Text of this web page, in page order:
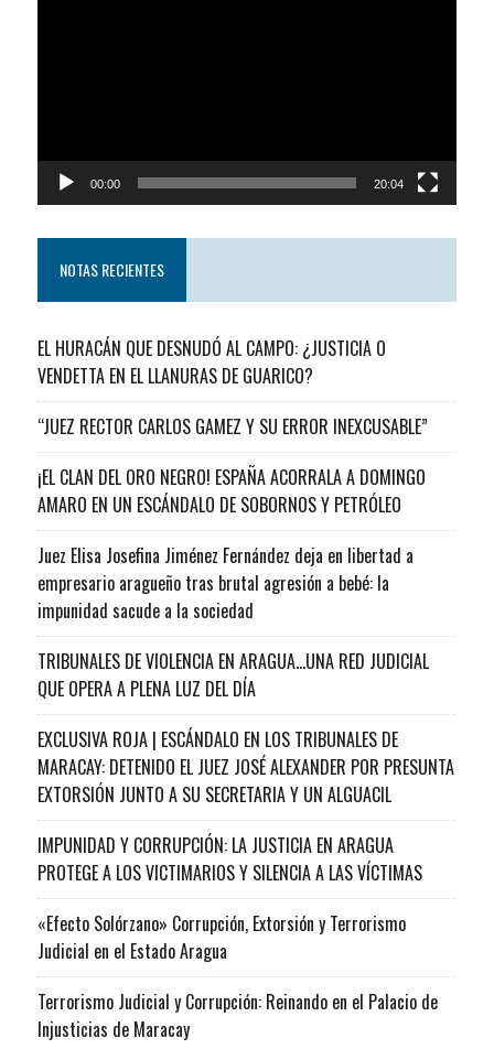
00:00 20:04
NOTAS RECIENTES
EL HURACÁN QUE DESNUDÓ AL CAMPO: ¿JUSTICIA O
VENDETTA EN EL LLANURAS DE GUARICO?
“JUEZ RECTOR CARLOS GAMEZ Y SU ERROR INEXCUSABLE”
¡EL CLAN DEL ORO NEGRO! ESPAÑA ACORRALA A DOMINGO
AMARO EN UN ESCÁNDALO DE SOBORNOS Y PETRÓLEO
Juez Elisa Josefina Jiménez Fernández deja en libertad a
empresario aragueño tras brutal agresión a bebé: la
impunidad sacude a la sociedad
TRIBUNALES DE VIOLENCIA EN ARAGUA…UNA RED JUDICIAL
QUE OPERA A PLENA LUZ DEL DÍA
EXCLUSIVA ROJA | ESCÁNDALO EN LOS TRIBUNALES DE
MARACAY: DETENIDO EL JUEZ JOSÉ ALEXANDER POR PRESUNTA
EXTORSIÓN JUNTO A SU SECRETARIA Y UN ALGUACIL
IMPUNIDAD Y CORRUPCIÓN: LA JUSTICIA EN ARAGUA
PROTEGE A LOS VICTIMARIOS Y SILENCIA A LAS VÍCTIMAS
«Efecto Solórzano» Corrupción, Extorsión y Terrorismo
Judicial en el Estado Aragua
Terrorismo Judicial y Corrupción: Reinando en el Palacio de
Injusticias de Maracay